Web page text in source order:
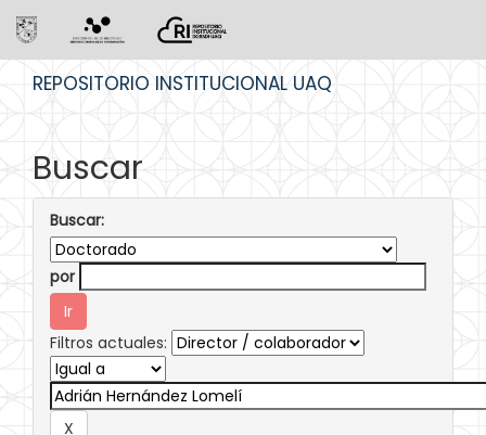
REPOSITORIO INSTITUCIONAL UAQ
Buscar
Buscar:
por
Filtros actuales: